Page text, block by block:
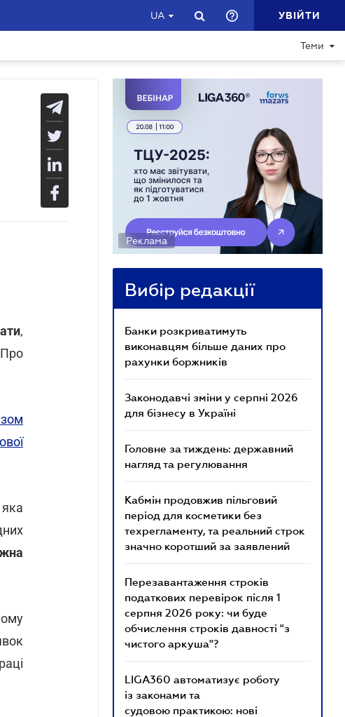
UA УВІЙТИ
Теми
,
Реклама
Вибір редакції
Банки розкриватимуть
виконавцям більше даних про
рахунки боржників
Законодавчі зміни у серпні 2026
для бізнесу в Україні
Головне за тиждень: державний
нагляд та регулювання
Кабмін продовжив пільговий
період для косметики без
техрегламенту, та реальний строк
значно коротший за заявлений
Перезавантаження строків
податкових перевірок після 1
серпня 2026 року: чи буде
обчислення строків давності "з
чистого аркуша"?
LIGA360 автоматизує роботу
із законами та
судовою практикою: нові